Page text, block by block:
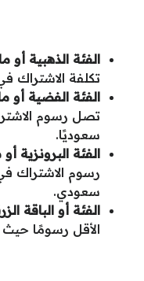
الفئة الذهبية أو
تكلفة الاشتراك في هذه
الفئة الفضية أو
سعوديًا.
الفئة البرونزية
سعودي.
الفئة أو الباقة
الأقل رسومًا حيث تصل حتى